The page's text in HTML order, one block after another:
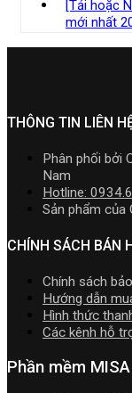
đặt
nhất
năm
tải
cài
Cài
Phần
mềm
R2
nhật
nhất
năm
2026
|
Video
dẫn
[Tải hoặc
mới nhất
THÔNG TIN LIÊN
Phân phối bởi
Nam
Hotline:
Sản phẩm của
CHÍNH SÁCH BÁN
Chính sách
Hướng dẫn
Hình thức
Các kênh hỗ
Phần mềm MISA